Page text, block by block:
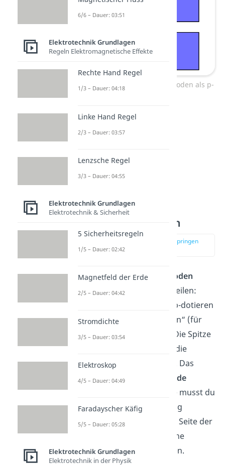
Schematischer Aufbau von Dioden als p-
Diode Schaltzeichen
zur Stelle im Video springen
(03:00)
DasSchaltzeichen von Dioden
besteht aus zwei Bestandteilen:
Einem „Dreieck“ (für den p-dotieren
Bereich) und einem „Balken“ (für
den n-dotierten Bereich). Die Spitze
des Dreiecks symbolisiert die
technische Stromrichtung. Das
Dreieck selber soll die
Anode
darstellen. Auf dieser Seite musst du
also eine positive Spannung
anlegen. Der Balken ist die Seite der
. Hier musst du eine
negative Spannung anlegen.
6/6 – Dauer: 03:51
Elektrotechnik Grundlagen
Regeln Elektromagnetische Effekte
Rechte Hand Regel
1/3 – Dauer: 04:18
Linke Hand Regel
2/3 – Dauer: 03:57
Lenzsche Regel
3/3 – Dauer: 04:55
Elektrotechnik Grundlagen
Elektrotechnik & Sicherheit
5 Sicherheitsregeln
1/5 – Dauer: 02:42
Magnetfeld der Erde
2/5 – Dauer: 04:42
Stromdichte
3/5 – Dauer: 03:54
Elektroskop
4/5 – Dauer: 04:49
Faradayscher Käfig
5/5 – Dauer: 05:28
Elektrotechnik Grundlagen
Elektrotechnik in der Physik